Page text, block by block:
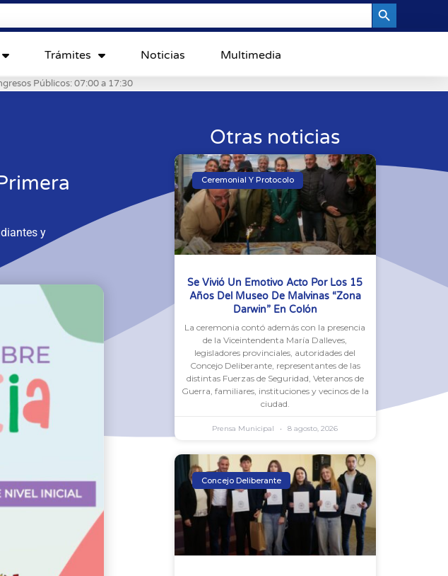
Trámites Noticias Multimedia
Públicos: 07:00 a 17:30
y
Otras noticias
Ceremonial Y Protocolo
Se Vivió Un Emotivo Acto Por Los 15
Años Del Museo De Malvinas “Zona
Darwin” En Colón
La ceremonia contó además con la presencia
de la Viceintendenta María Dalleves,
legisladores provinciales, autoridades del
Concejo Deliberante, representantes de las
distintas Fuerzas de Seguridad, Veteranos de
Guerra, familiares, instituciones y vecinos de la
ciudad.
Prensa Municipal 8 agosto, 2026
Concejo Deliberante